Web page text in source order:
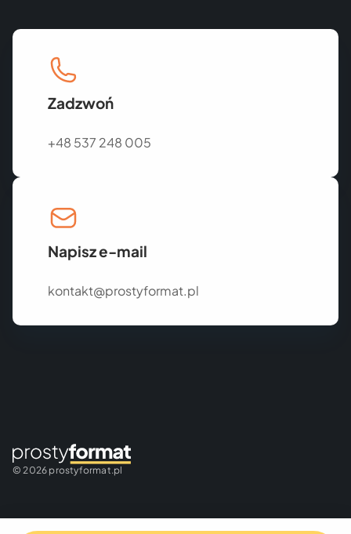
Zadzwoń
+48 537 248 005
Napisz e-mail
kontakt@prostyformat.pl
© 2026 prostyformat.pl